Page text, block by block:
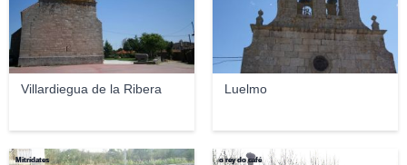
Villardiegua de la Ribera Luelmo
Mitrídates o rey do café